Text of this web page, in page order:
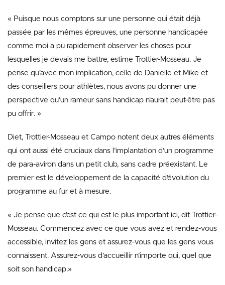
« Puisque nous comptons sur une personne qui était déjà
passée par les mêmes épreuves, une personne handicapée
comme moi a pu rapidement observer les choses pour
lesquelles je devais me battre, estime Trottier-Mosseau. Je
pense qu’avec mon implication, celle de Danielle et Mike et
des conseillers pour athlètes, nous avons pu donner une
perspective qu’un rameur sans handicap n’aurait peut-être pas
pu offrir. »
Diet, Trottier-Mosseau et Campo notent deux autres éléments
qui ont aussi été cruciaux dans l’implantation d’un programme
de para-aviron dans un petit club, sans cadre préexistant. Le
premier est le développement de la capacité d’évolution du
programme au fur et à mesure.
« Je pense que c’est ce qui est le plus important ici, dit Trottier-
Mosseau. Commencez avec ce que vous avez et rendez-vous
accessible, invitez les gens et assurez-vous que les gens vous
connaissent. Assurez-vous d’accueillir n’importe qui, quel que
soit son handicap.»